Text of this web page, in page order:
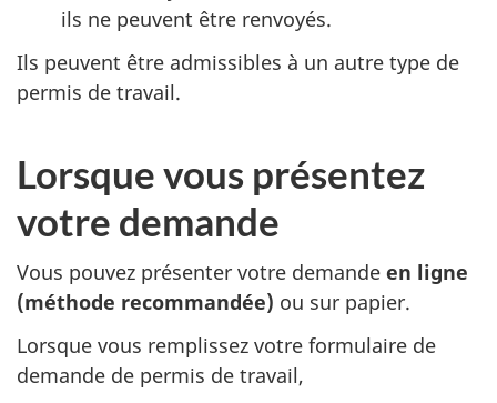
ils ne peuvent être renvoyés.
Ils peuvent être admissibles à un autre type de
permis de travail.
Lorsque vous présentez
votre demande
Vous pouvez présenter votre demande en ligne
(méthode recommandée) ou sur papier.
Lorsque vous remplissez votre formulaire de
demande de permis de travail,